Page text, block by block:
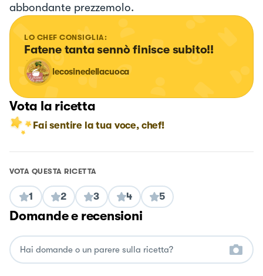
abbondante prezzemolo.
LO CHEF CONSIGLIA:
Fatene tanta sennò finisce subito!!
lecosinedellacuoca
Vota la ricetta
Fai sentire la tua voce, chef!
VOTA QUESTA RICETTA
1 2 3 4 5
Domande e recensioni